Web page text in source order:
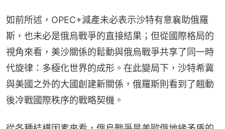
如前所述，OPEC+減產未必表示沙特有意襄助俄羅
斯，也未必是俄烏戰爭的直接結果；但從國際格局的
視角來看，美沙關係的鬆動與俄烏戰爭共享了同一時
代旋律：多極化世界的成形。在此變局下，沙特希冀
與美國之外的大國創建新關係，俄羅斯則看到了翹動
後冷戰國際秩序的戰略契機。